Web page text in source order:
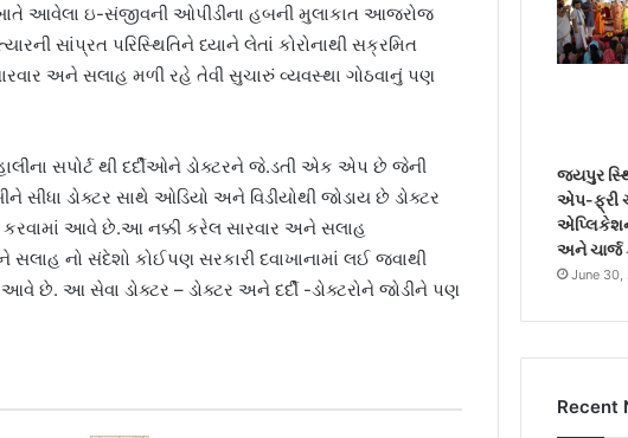
ખાતે આવેલા ઇ-સંજીવની ઓપીડીના હબની મુલાકાત આજરોજ
સાંપ્રત પરિસ્થિતિને ધ્યાને લેતાં કોરોનાથી સક્રમિત
અને સલાહ મળી રહે તેવી સુચારું વ્યવસ્થા ગોઠવાનું પણ
સપોર્ટ થી દર્દીઓને ડોક્ટરને જે.ડતી એક એપ છે જેની
સીધા ડોક્ટર સાથે ઓડિયો અને વિડીયોથી જોડાય છે ડોક્ટર
કરવામાં આવે છે.આ નક્કી કરેલ સારવાર અને સલાહ
નો સંદેશો કોઈપણ સરકારી દવાખાનામાં લઈ જવાથી
આ સેવા ડોક્ટર – ડોક્ટર અને દર્દી -ડોક્ટરોને જોડીને પણ
જયપુર
એપ-ફ્રી
અને ચાર્જ
June 30,
Recent